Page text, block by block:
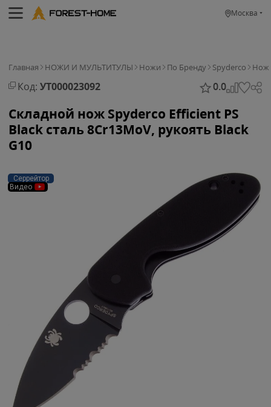
Москва
Главная НОЖИ И МУЛЬТИТУЛЫ Ножи По Бренду Spyderco Нож
Код: УТ000023092 0.0
Складной нож Spyderco Efficient PS
Black сталь 8Cr13MoV, рукоять Black
G10
Серрейтор
Видео